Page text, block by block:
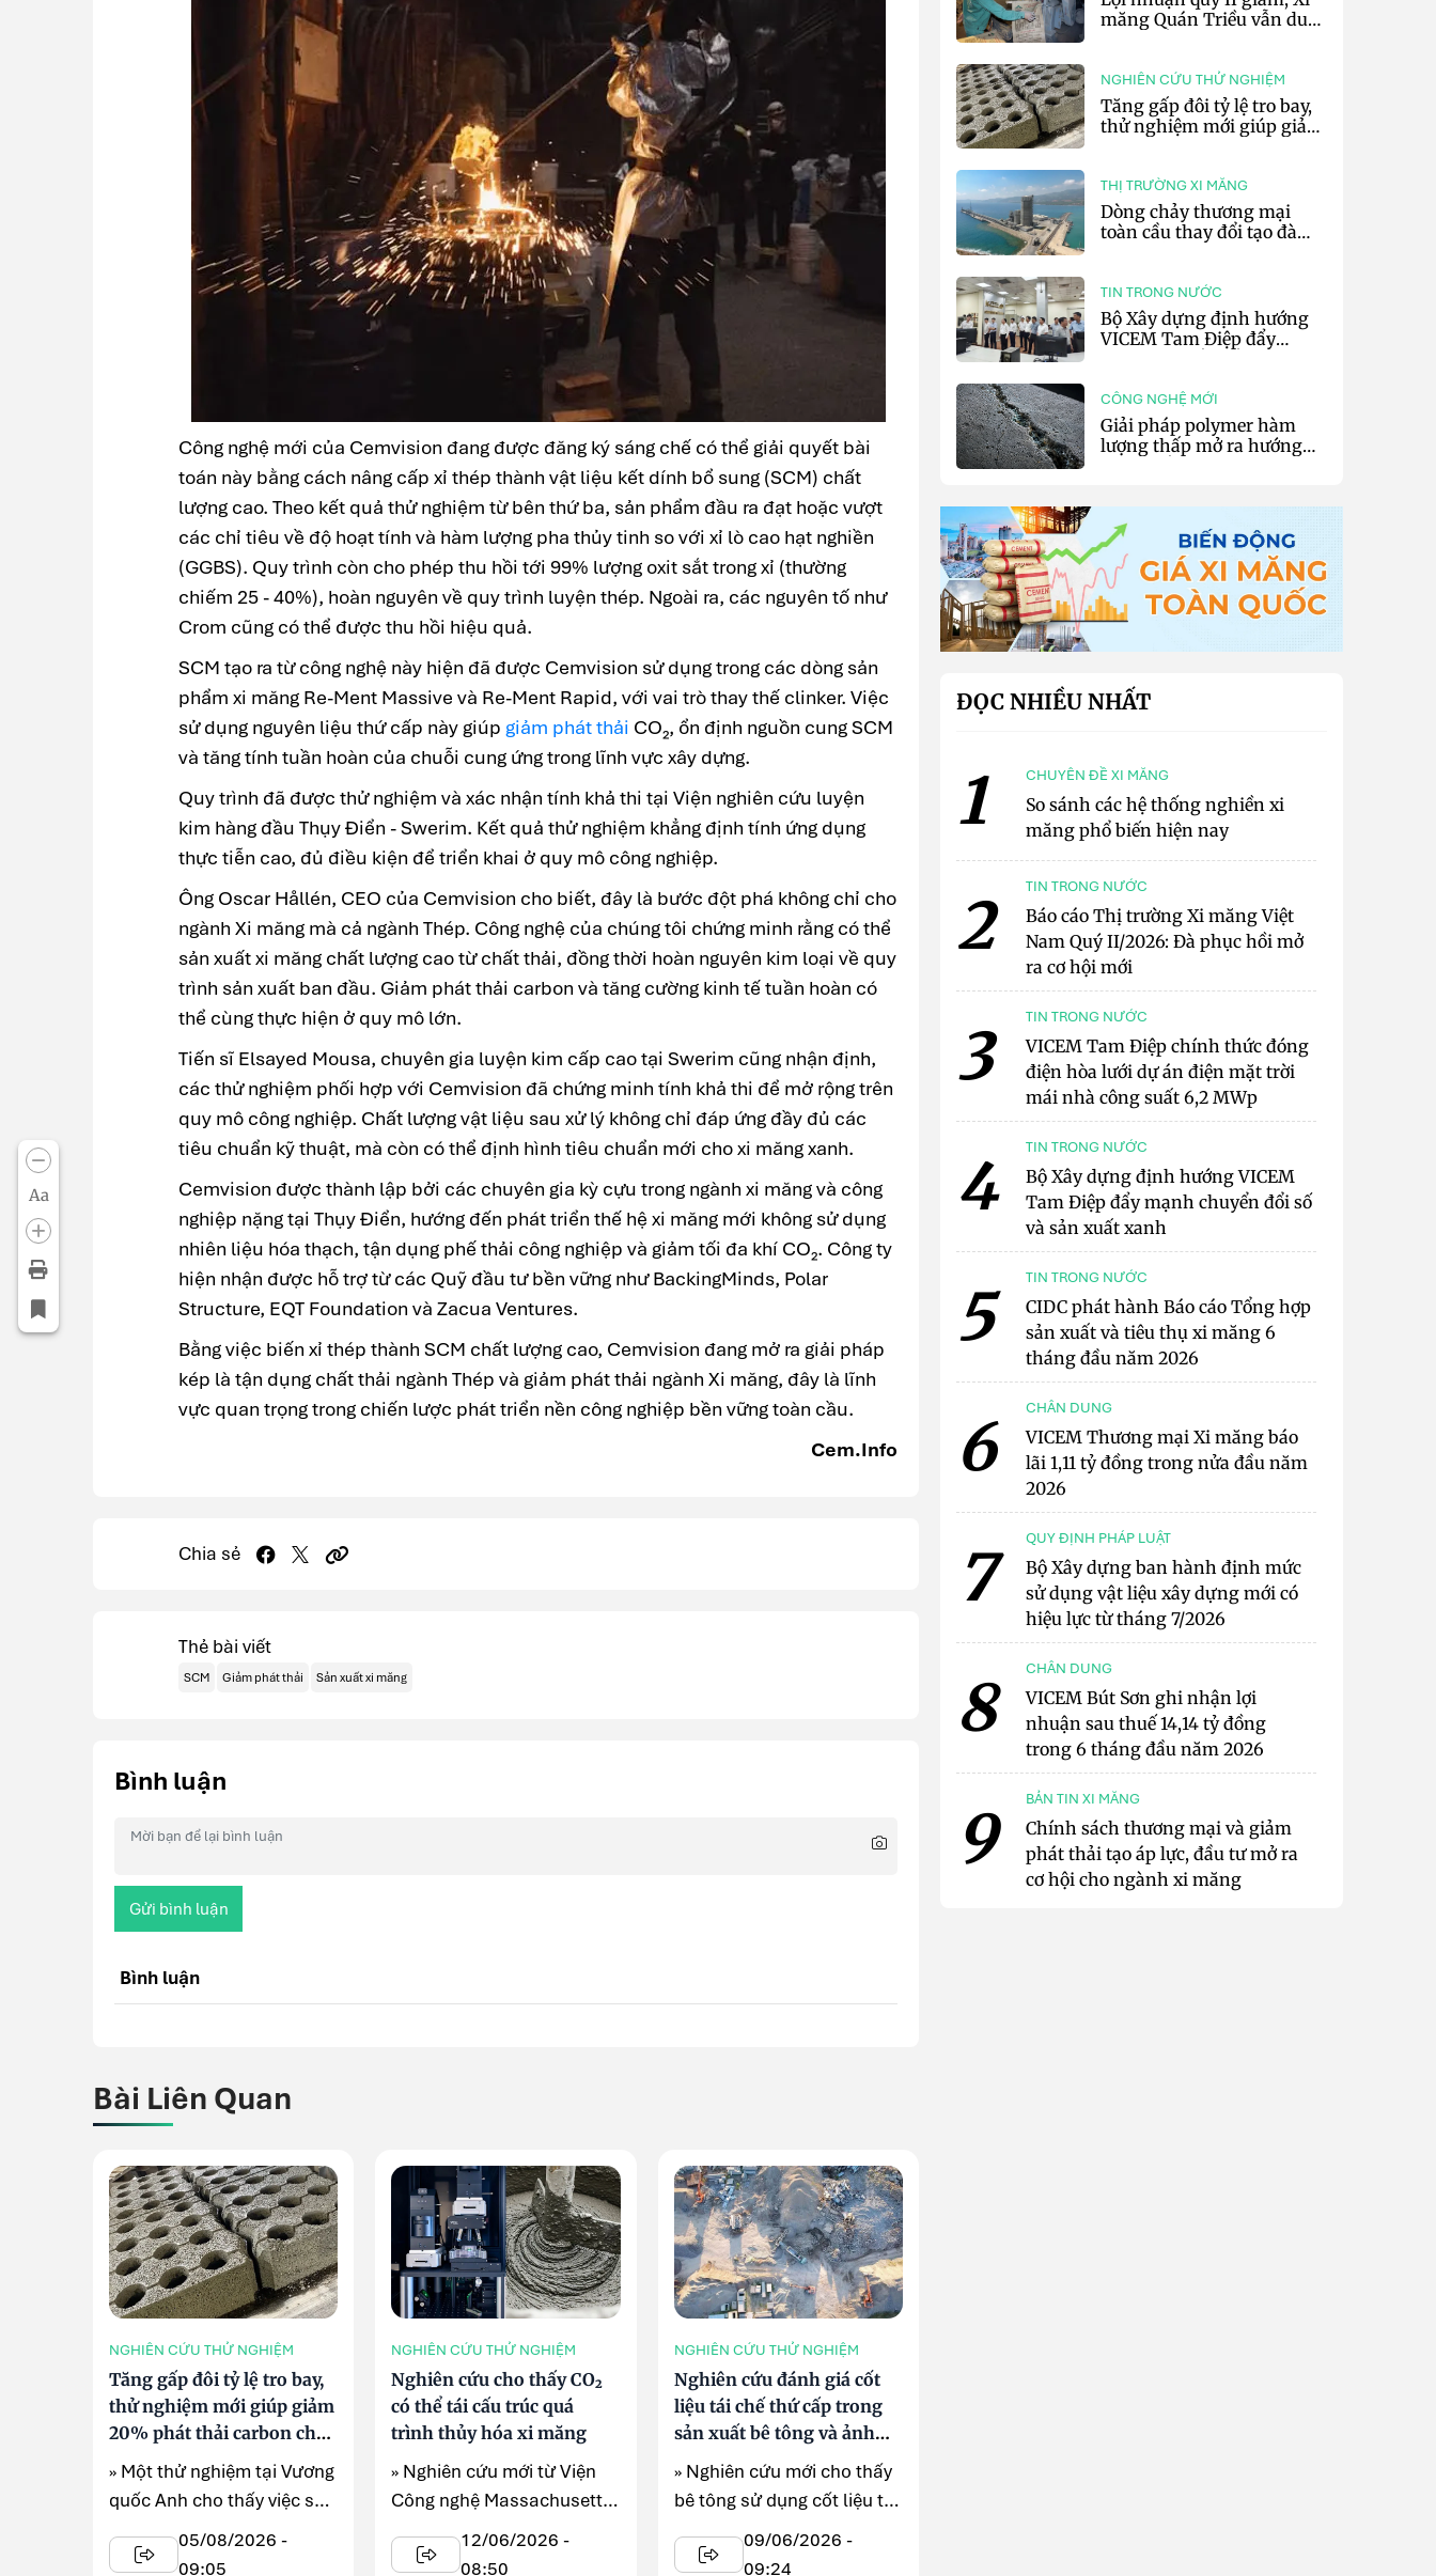
Aa
Công nghệ mới của Cemvision đang được đăng ký sáng chế có thể giải quyết bài
toán này bằng cách nâng cấp xỉ thép thành vật liệu kết dính bổ sung (SCM) chất
lượng cao. Theo kết quả thử nghiệm từ bên thứ ba, sản phẩm đầu ra đạt hoặc vượt
các chỉ tiêu về độ hoạt tính và hàm lượng pha thủy tinh so với xỉ lò cao hạt nghiền
(GGBS). Quy trình còn cho phép thu hồi tới 99% lượng oxit sắt trong xỉ (thường
chiếm 25 - 40%), hoàn nguyên về quy trình luyện thép. Ngoài ra, các nguyên tố như
Crom cũng có thể được thu hồi hiệu quả.
SCM tạo ra từ công nghệ này hiện đã được Cemvision sử dụng trong các dòng sản
phẩm xi măng Re-Ment Massive và Re-Ment Rapid, với vai trò thay thế clinker. Việc
sử dụng nguyên liệu thứ cấp này giúp giảm phát thải CO₂, ổn định nguồn cung SCM
và tăng tính tuần hoàn của chuỗi cung ứng trong lĩnh vực xây dựng.
Quy trình đã được thử nghiệm và xác nhận tính khả thi tại Viện nghiên cứu luyện
kim hàng đầu Thụy Điển - Swerim. Kết quả thử nghiệm khẳng định tính ứng dụng
thực tiễn cao, đủ điều kiện để triển khai ở quy mô công nghiệp.
Ông Oscar Hållén, CEO của Cemvision cho biết, đây là bước đột phá không chỉ cho
ngành Xi măng mà cả ngành Thép. Công nghệ của chúng tôi chứng minh rằng có thể
sản xuất xi măng chất lượng cao từ chất thải, đồng thời hoàn nguyên kim loại về quy
trình sản xuất ban đầu. Giảm phát thải carbon và tăng cường kinh tế tuần hoàn có
thể cùng thực hiện ở quy mô lớn.
Tiến sĩ Elsayed Mousa, chuyên gia luyện kim cấp cao tại Swerim cũng nhận định,
các thử nghiệm phối hợp với Cemvision đã chứng minh tính khả thi để mở rộng trên
quy mô công nghiệp. Chất lượng vật liệu sau xử lý không chỉ đáp ứng đầy đủ các
tiêu chuẩn kỹ thuật, mà còn có thể định hình tiêu chuẩn mới cho xi măng xanh.
Cemvision được thành lập bởi các chuyên gia kỳ cựu trong ngành xi măng và công
nghiệp nặng tại Thụy Điển, hướng đến phát triển thế hệ xi măng mới không sử dụng
nhiên liệu hóa thạch, tận dụng phế thải công nghiệp và giảm tối đa khí CO₂. Công ty
hiện nhận được hỗ trợ từ các Quỹ đầu tư bền vững như BackingMinds, Polar
Structure, EQT Foundation và Zacua Ventures.
Bằng việc biến xỉ thép thành SCM chất lượng cao, Cemvision đang mở ra giải pháp
kép là tận dụng chất thải ngành Thép và giảm phát thải ngành Xi măng, đây là lĩnh
vực quan trọng trong chiến lược phát triển nền công nghiệp bền vững toàn cầu.
Cem.Info
Chia sẻ
Thẻ bài viết
SCM Giảm phát thải Sản xuất xi măng
Bình luận
Gửi bình luận
Bình luận
Bài Liên Quan
NGHIÊN CỨU THỬ NGHIỆM
Tăng gấp đôi tỷ lệ tro bay,
thử nghiệm mới giúp giảm
20% phát thải carbon cho
bê tông
» Một thử nghiệm tại Vương
quốc Anh cho thấy việc sử
dụng phụ gia MevoXL có
thể nâng tỷ lệ tro ...
05/08/2026 -
09:05
NGHIÊN CỨU THỬ NGHIỆM
Nghiên cứu cho thấy CO₂
có thể tái cấu trúc quá
trình thủy hóa xi măng
» Nghiên cứu mới từ Viện
Công nghệ Massachusetts
(MIT) cho thấy CO₂ không
chỉ ...
12/06/2026 -
08:50
NGHIÊN CỨU THỬ NGHIỆM
Nghiên cứu đánh giá cốt
liệu tái chế thứ cấp trong
sản xuất bê tông và ảnh
hưởng đến độ bền vật liệu
» Nghiên cứu mới cho thấy
bê tông sử dụng cốt liệu tái
chế thứ cấp vẫn có thể ...
09/06/2026 -
09:24
măng Quán Triều vẫn duy
NGHIÊN CỨU THỬ NGHIỆM
Tăng gấp đôi tỷ lệ tro bay,
thử nghiệm mới giúp giảm
THỊ TRƯỜNG XI MĂNG
Dòng chảy thương mại
toàn cầu thay đổi tạo đà
TIN TRONG NƯỚC
Bộ Xây dựng định hướng
VICEM Tam Điệp đẩy
CÔNG NGHỆ MỚI
Giải pháp polymer hàm
lượng thấp mở ra hướng
ĐỌC NHIỀU NHẤT
1 CHUYÊN ĐỀ XI MĂNG
So sánh các hệ thống nghiền xi
măng phổ biến hiện nay
2 TIN TRONG NƯỚC
Báo cáo Thị trường Xi măng Việt
Nam Quý II/2026: Đà phục hồi mở
ra cơ hội mới
3 TIN TRONG NƯỚC
VICEM Tam Điệp chính thức đóng
điện hòa lưới dự án điện mặt trời
mái nhà công suất 6,2 MWp
4 TIN TRONG NƯỚC
Bộ Xây dựng định hướng VICEM
Tam Điệp đẩy mạnh chuyển đổi số
và sản xuất xanh
5 TIN TRONG NƯỚC
CIDC phát hành Báo cáo Tổng hợp
sản xuất và tiêu thụ xi măng 6
tháng đầu năm 2026
6 CHÂN DUNG
VICEM Thương mại Xi măng báo
lãi 1,11 tỷ đồng trong nửa đầu năm
2026
7 QUY ĐỊNH PHÁP LUẬT
Bộ Xây dựng ban hành định mức
sử dụng vật liệu xây dựng mới có
hiệu lực từ tháng 7/2026
8 CHÂN DUNG
VICEM Bút Sơn ghi nhận lợi
nhuận sau thuế 14,14 tỷ đồng
trong 6 tháng đầu năm 2026
9 BẢN TIN XI MĂNG
Chính sách thương mại và giảm
phát thải tạo áp lực, đầu tư mở ra
cơ hội cho ngành xi măng